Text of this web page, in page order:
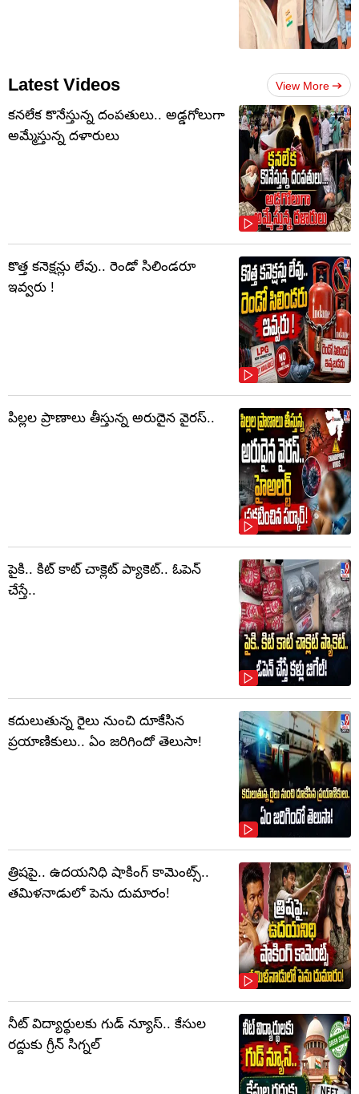
Latest Videos View More
కనలేక కొనేస్తున్న దంపతులు.. అడ్డగోలుగా
అమ్మేస్తున్న దళారులు
కొత్త కనెక్షన్లు లేవు.. రెండో సిలిండరూ
ఇవ్వరు !
పిల్లల ప్రాణాలు తీస్తున్న అరుదైన వైరస్..
పైకి.. కిట్‌ కాట్‌ చాక్లెట్ ప్యాకెట్‌.. ఓపెన్‌
చేస్తే..
కదులుతున్న రైలు నుంచి దూకేసిన
ప్రయాణికులు.. ఏం జరిగిందో తెలుసా!
త్రిషపై.. ఉదయనిధి షాకింగ్‌ కామెంట్స్‌..
తమిళనాడులో పెను దుమారం!
నీట్ విద్యార్థులకు గుడ్ న్యూస్.. కేసుల
రద్దుకు గ్రీన్ సిగ్నల్